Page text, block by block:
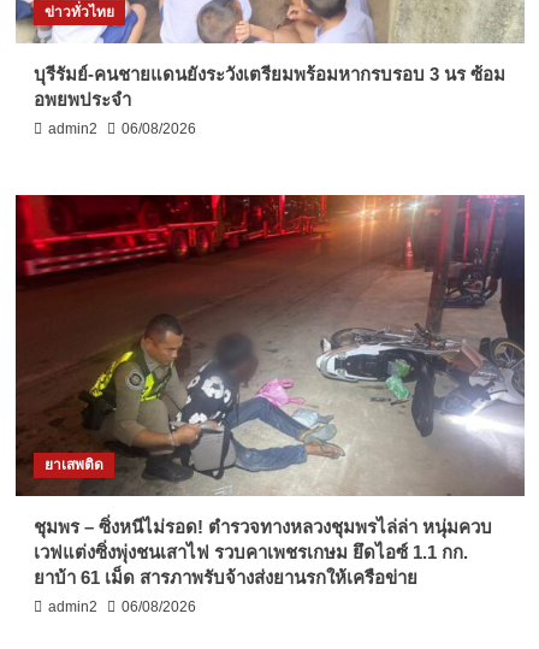
ข่าวทั่วไทย
บุรีรัมย์-คนชายแดนยังระวังเตรียมพร้อมหากรบรอบ 3 นร ซ้อม
อพยพประจำ
admin2 06/08/2026
ยาเสพติด
ชุมพร – ซิ่งหนีไม่รอด! ตำรวจทางหลวงชุมพรไล่ล่า หนุ่มควบ
เวฟแต่งซิ่งพุ่งชนเสาไฟ รวบคาเพชรเกษม ยึดไอซ์ 1.1 กก.
ยาบ้า 61 เม็ด สารภาพรับจ้างส่งยานรกให้เครือข่าย
admin2 06/08/2026